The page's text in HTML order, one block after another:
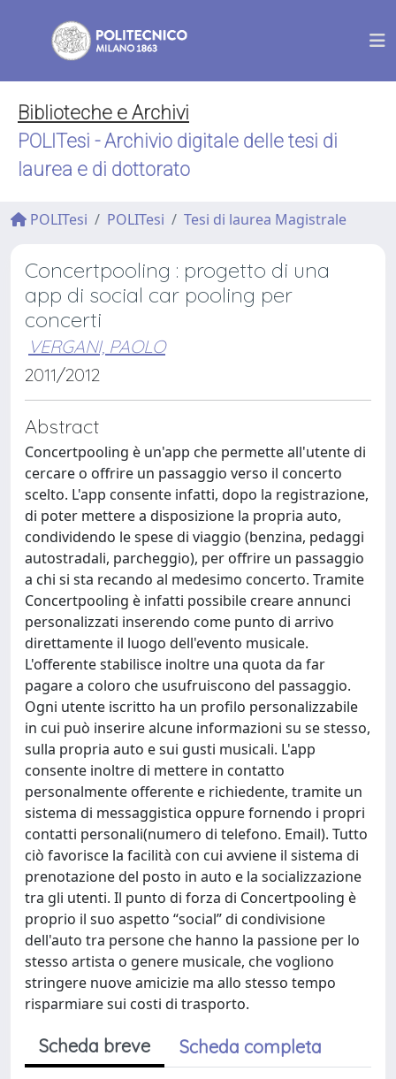
Biblioteche e Archivi
POLITesi - Archivio digitale delle tesi di
laurea e di dottorato
POLITesi POLITesi Tesi di laurea Magistrale
Concertpooling : progetto di una
app di social car pooling per
concerti
VERGANI, PAOLO
2011/2012
Abstract
Concertpooling è un'app che permette all'utente di
cercare o offrire un passaggio verso il concerto
scelto. L'app consente infatti, dopo la registrazione,
di poter mettere a disposizione la propria auto,
condividendo le spese di viaggio (benzina, pedaggi
autostradali, parcheggio), per offrire un passaggio
a chi si sta recando al medesimo concerto. Tramite
Concertpooling è infatti possibile creare annunci
personalizzati inserendo come punto di arrivo
direttamente il luogo dell'evento musicale.
L'offerente stabilisce inoltre una quota da far
pagare a coloro che usufruiscono del passaggio.
Ogni utente iscritto ha un profilo personalizzabile
in cui può inserire alcune informazioni su se stesso,
sulla propria auto e sui gusti musicali. L'app
consente inoltre di mettere in contatto
personalmente offerente e richiedente, tramite un
sistema di messaggistica oppure fornendo i propri
contatti personali(numero di telefono. Email). Tutto
ciò favorisce la facilità con cui avviene il sistema di
prenotazione del posto in auto e la socializzazione
tra gli utenti. Il punto di forza di Concertpooling è
proprio il suo aspetto “social” di condivisione
dell'auto tra persone che hanno la passione per lo
stesso artista o genere musicale, che vogliono
stringere nuove amicizie ma allo stesso tempo
risparmiare sui costi di trasporto.
Scheda breve Scheda completa